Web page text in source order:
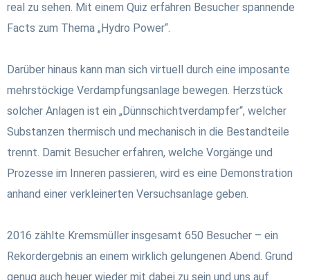
real zu sehen. Mit einem Quiz erfahren Besucher spannende
Facts zum Thema „Hydro Power“.
Darüber hinaus kann man sich virtuell durch eine imposante
mehrstöckige Verdampfungsanlage bewegen. Herzstück
solcher Anlagen ist ein „Dünnschichtverdampfer“, welcher
Substanzen thermisch und mechanisch in die Bestandteile
trennt. Damit Besucher erfahren, welche Vorgänge und
Prozesse im Inneren passieren, wird es eine Demonstration
anhand einer verkleinerten Versuchsanlage geben.
2016 zählte Kremsmüller insgesamt 650 Besucher – ein
Rekordergebnis an einem wirklich gelungenen Abend. Grund
genug auch heuer wieder mit dabei zu sein und uns auf